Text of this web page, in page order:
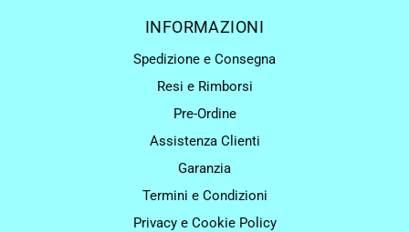
INFORMAZIONI
Spedizione e Consegna
Resi e Rimborsi
Pre-Ordine
Assistenza Clienti
Garanzia
Termini e Condizioni
Privacy e Cookie Policy